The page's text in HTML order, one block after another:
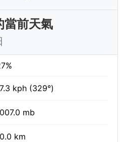
當前天氣
kph (329°)
mb
km